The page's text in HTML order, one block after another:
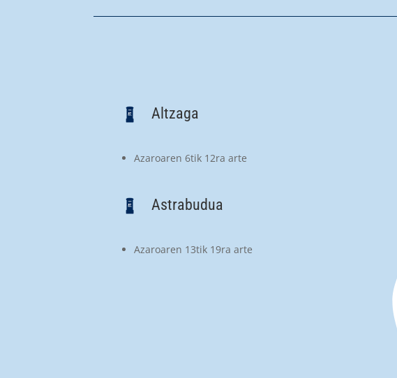
Altzaga
Azaroaren 6tik 12ra arte
Astrabudua
Azaroaren 13tik 19ra arte